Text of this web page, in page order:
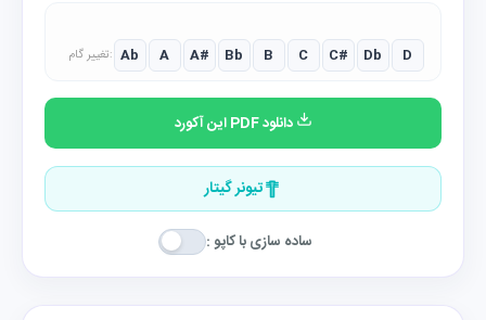
تغییر گام: Ab A A# Bb B C C# Db D
دانلود PDF این آکورد
تیونر گیتار
ساده سازی با کاپو :